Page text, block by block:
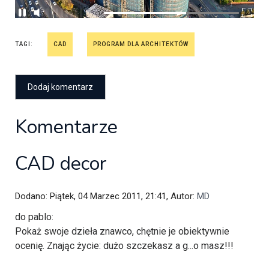
TAGI: CAD PROGRAM DLA ARCHITEKTÓW
Komentarze
CAD decor
Dodano: Piątek, 04 Marzec 2011, 21:41, Autor: MD
do pablo:
Pokaż swoje dzieła znawco, chętnie je obiektywnie
ocenię. Znając życie: dużo szczekasz a g...o masz!!!